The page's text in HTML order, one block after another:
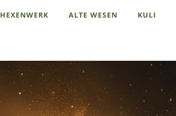
HEXENWERK ALTE WESEN KULI